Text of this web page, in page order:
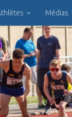
Médias